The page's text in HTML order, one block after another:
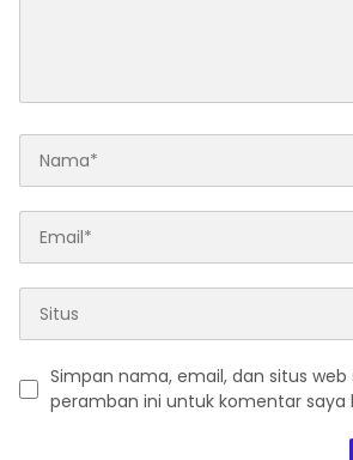
Simpan nama, email, dan situs web
peramban ini untuk komentar saya